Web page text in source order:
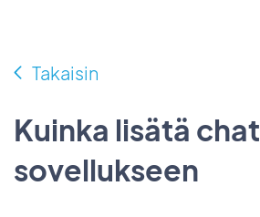
Takaisin
Kuinka lisätä chat
sovellukseen